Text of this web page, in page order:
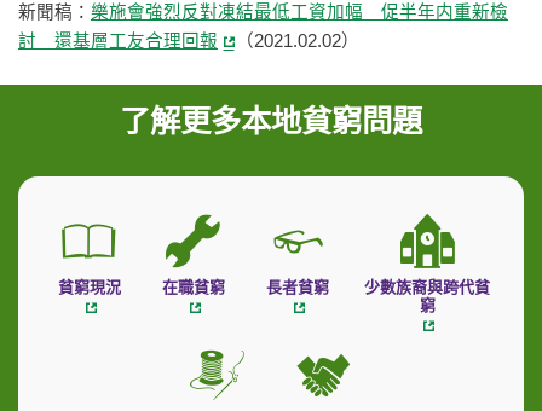
新聞稿： 樂施會強烈反對凍結最低工資加幅 促半年内重新檢
討 還基層工友合理回報
（2021.02.02）
了解更多本地貧窮問題
貧窮現況 在職貧窮 長者貧窮
少數族裔與跨代貧
窮